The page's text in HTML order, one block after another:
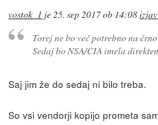
vostok_1 je25. sep 2017 ob 14:08
Torej ne bo več potrebno na
Sedaj bo NSA/CIA imela
Saj jim že do sedaj ni bilo treba.
So vsi vendorji kopijo prometa